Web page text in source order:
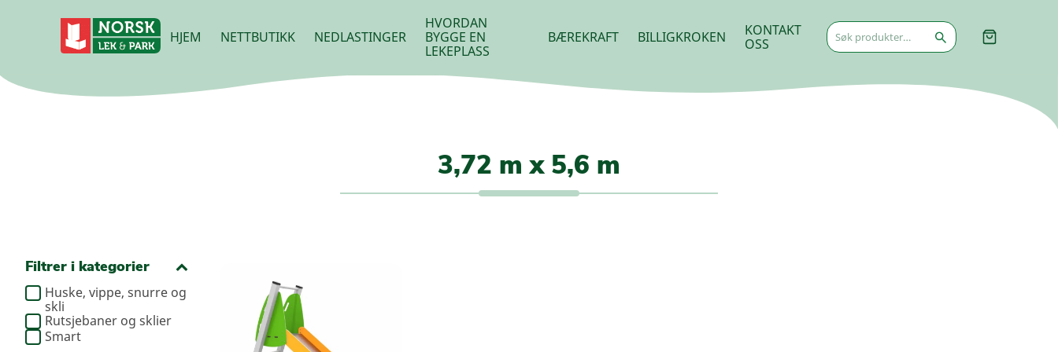
HJEM NETTBUTIKK NEDLASTINGER
HVORDAN
BYGGE EN
LEKEPLASS
BÆREKRAFT BILLIGKROKEN
KONTAKT
OSS
Søk
etter:
3,72 m x 5,6 m
Filtrer i kategorier
Huske, vippe, snurre og
skli
Rutsjebaner og sklier
Smart